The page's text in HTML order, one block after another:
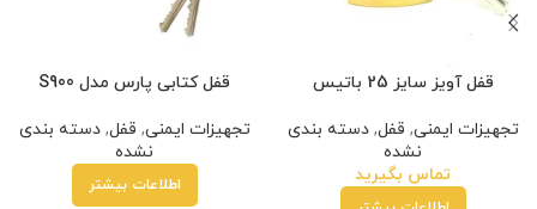
قفل آویز سایز 25 باتیس
تجهیزات ایمنی, قفل,دسته بندی
نشده
تماس بگیرید
قفل کتابی پارس مدل S900
تجهیزات ایمنی, قفل,دسته بندی
نشده
اطلاعات بیشتر